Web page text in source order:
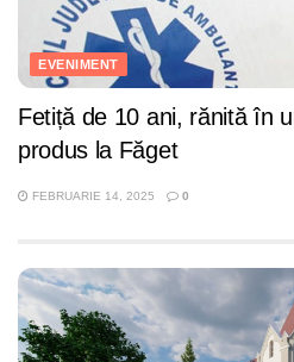
EVENIMENT
Fetiță de 10 ani, rănită în
produs la Făget
FEBRUARIE 14, 2025 0